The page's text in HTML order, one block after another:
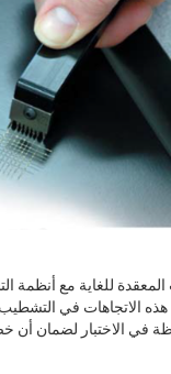
المعقدة للغاية مع
الاتجاهات في التشطيب
في الاختبار لضمان أن